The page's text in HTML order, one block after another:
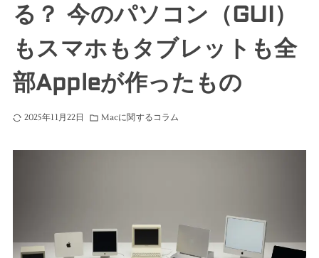
る？ 今のパソコン（GUI）
もスマホもタブレットも全
部Appleが作ったもの
2025年11月22日 Macに関するコラム